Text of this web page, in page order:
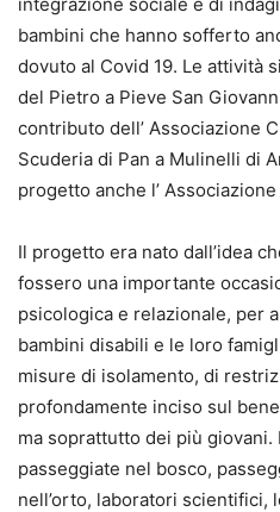
bambini che hanno sofferto
dovuto al Covid 19. Le attività
del Pietro a Pieve San
contributo dell’ Associazione
Scuderia di Pan a Mulinelli di
progetto anche l’
Il progetto era nato dall’idea
fossero una importante
psicologica e relazionale, per
bambini disabili e le loro
misure di isolamento, di
profondamente inciso sul
ma soprattutto dei più
passeggiate nel bosco,
nell’orto, laboratori scientifici,